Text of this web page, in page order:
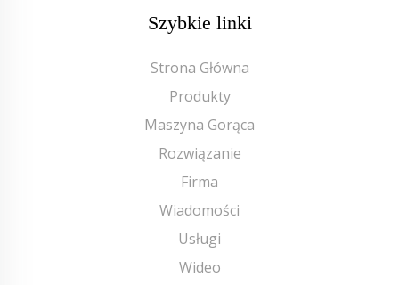
Szybkie linki
Strona Główna
Produkty
Maszyna Gorąca
Rozwiązanie
Firma
Wiadomości
Usługi
Wideo